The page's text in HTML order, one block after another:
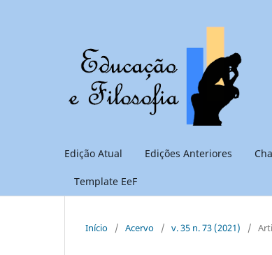
Edição Atual Edições Anteriores
Template EeF
Início / Acervo / v. 35 n. 73 (2021) /